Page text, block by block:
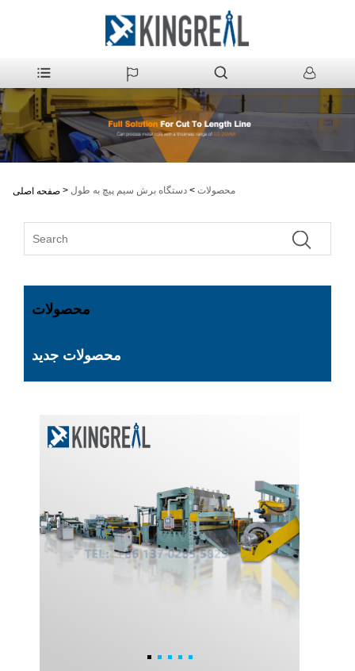
صفحه اصلی > محصولات > دستگاه برش سیم پیچ به طول
محصولات
محصولات جدید